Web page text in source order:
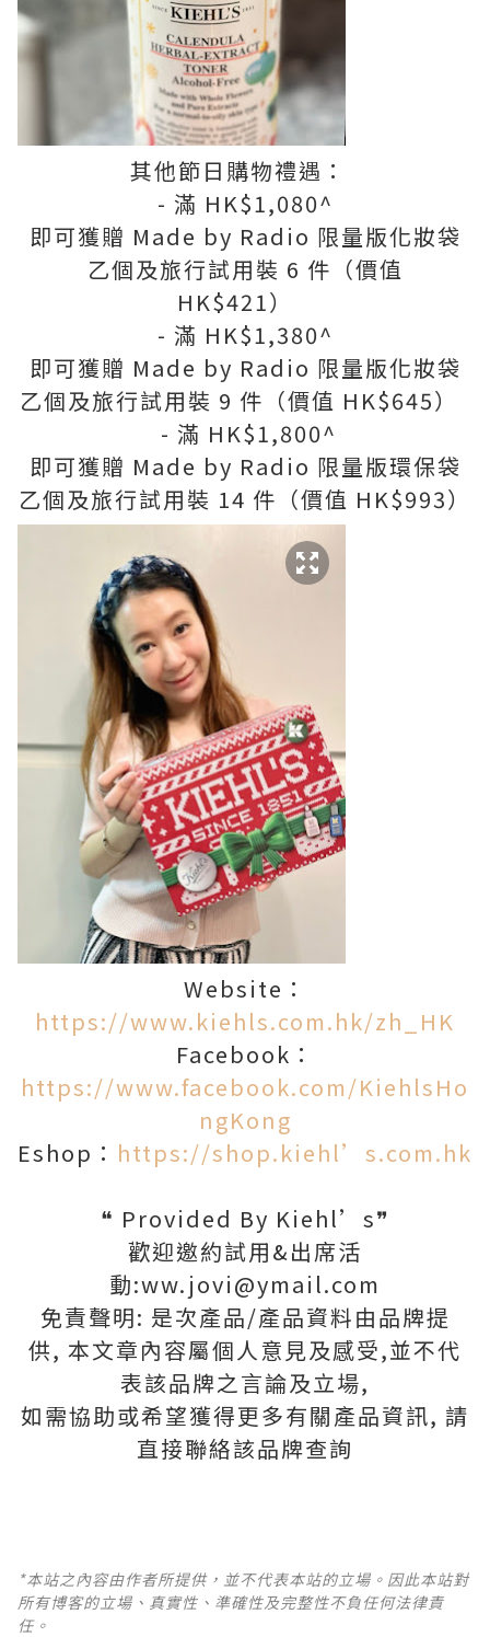
其他節日購物禮遇：
- 滿 HK$1,080^
即可獲贈 Made by Radio 限量版化妝袋
乙個及旅行試用裝 6 件（價值
HK$421）
- 滿 HK$1,380^
即可獲贈 Made by Radio 限量版化妝袋
乙個及旅行試用裝 9 件（價值 HK$645）
- 滿 HK$1,800^
即可獲贈 Made by Radio 限量版環保袋
乙個及旅行試用裝 14 件（價值 HK$993）
Website：
https://www.kiehls.com.hk/zh_HK
Facebook：
https://www.facebook.com/KiehlsHo
ngKong
Eshop： https://shop.kiehl’s.com.hk
❝ Provided By Kiehl’s❞
歡迎邀約試用&出席活
動:ww.jovi@ymail.com
免責聲明: 是次產品/產品資料由品牌提
供, 本文章內容屬個人意見及感受,並不代
表該品牌之言論及立場,
如需協助或希望獲得更多有關產品資訊, 請
直接聯絡該品牌查詢
*本站之內容由作者所提供，並不代表本站的立場。因此本站對
所有博客的立場、真實性、準確性及完整性不負任何法律責
任。